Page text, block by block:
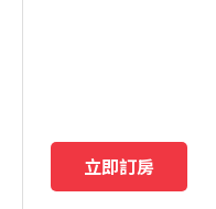
立即訂房